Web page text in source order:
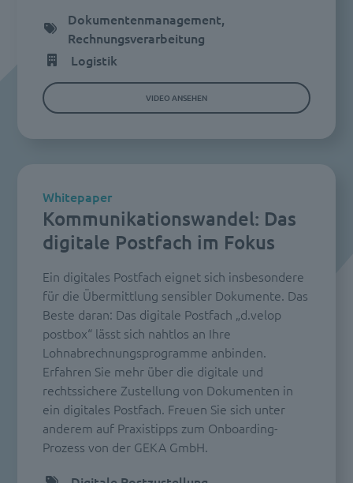
Dokumentenmanagement,
Rechnungsverarbeitung
Logistik
VIDEO ANSEHEN
Kommunikationswandel: Das
digitale Postfach im Fokus
Whitepaper
Ein digitales Postfach eignet sich insbesondere
für die Übermittlung sensibler Dokumente. Das
Beste daran: Das digitale Postfach „d.velop
postbox“ lässt sich nahtlos an Ihre
Lohnabrechnungsprogramme anbinden.
Erfahren Sie mehr über die digitale und
rechtssichere Zustellung von Dokumenten in
ein digitales Postfach. Freuen Sie sich unter
anderem auf Praxistipps zum Onboarding-
Prozess von der GEKA GmbH.